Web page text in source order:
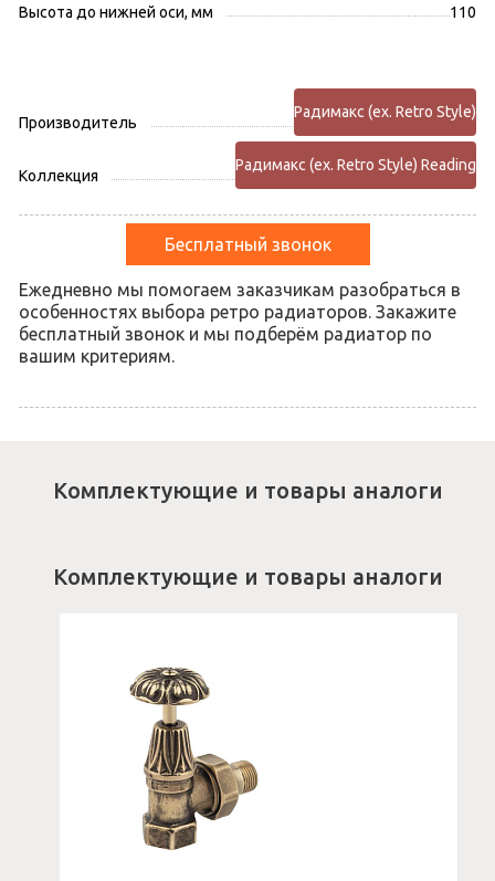
Высота до нижней оси, мм
110
Производитель
Радимакс (ex. Retro Style)
Коллекция
Радимакс (ex. Retro Style) Reading
Бесплатный звонок
Ежедневно мы помогаем заказчикам разобраться в
особенностях выбора ретро радиаторов. Закажите
бесплатный звонок и мы подберём радиатор по
вашим критериям.
Комплектующие и товары аналоги
Комплектующие и товары аналоги